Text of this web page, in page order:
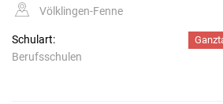
Völklingen-Fenne
Schulart:
Berufsschulen